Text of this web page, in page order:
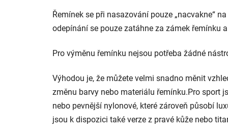
Řemínek se při nasazování pouze „nacvakne“
odepínání se pouze zatáhne za zámek řemínku
Pro výměnu řemínku nejsou potřeba žádné
Výhodou je, že můžete velmi snadno měnit
změnu barvy nebo materiálu řemínku.Pro sport
nebo pevnější nylonové, které zároveň působí
jsou k dispozici také verze z pravé kůže nebo